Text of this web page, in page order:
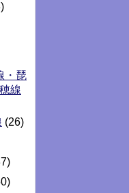
・琵
線
(26)